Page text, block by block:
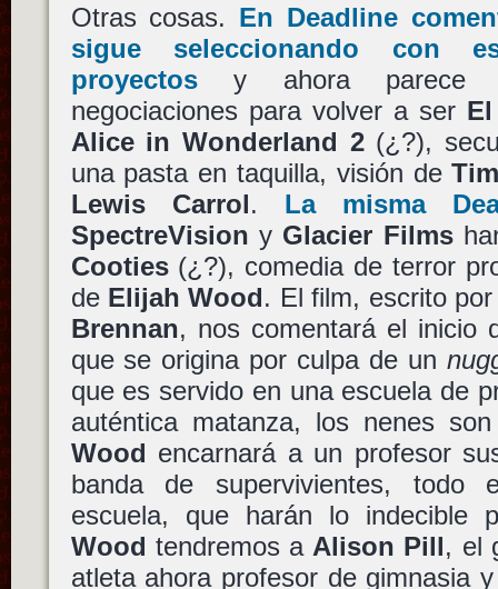
Otras cosas. En Deadline
sigue seleccionando con
proyectosy ahora parece
negociaciones para volver a ser
Alice in Wonderland 2(¿?),
una pasta en taquilla, visión de
Lewis Carrol. La misma
SpectreVision y Glacier Films
Cooties(¿?), comedia de terror
de Elijah Wood. El film, escrito
Brennan, nos comentará el inicio
que se origina por culpa de un
que es servido en una escuela de
auténtica matanza, los nenes
Wood encarnará a un profesor
banda de supervivientes, todo
escuela, que harán lo indecible
Wood tendremos a Alison Pill, el
atleta ahora profesor de gimnasia